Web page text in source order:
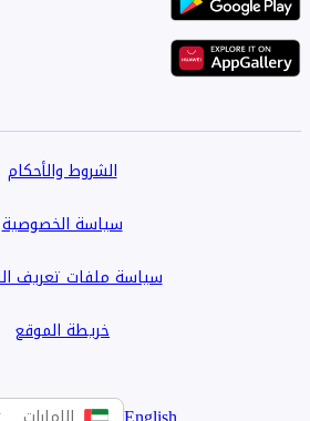
الشروط والأحكام
سياسة الخصوصية
سياسة ملفات تعريف
خريطة الموقع